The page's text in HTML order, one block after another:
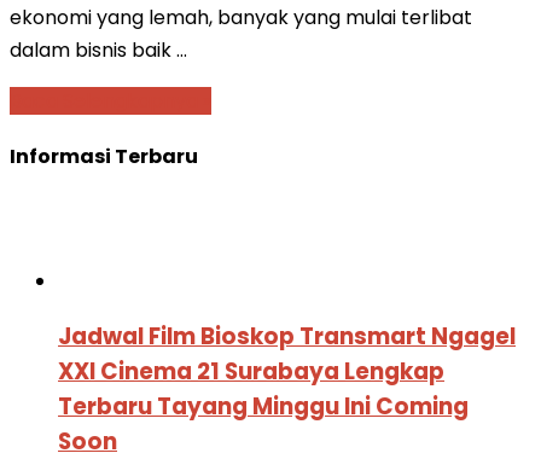
ekonomi yang lemah, banyak yang mulai terlibat
dalam bisnis baik …
Informasi Terbaru
Jadwal Film Bioskop Transmart Ngagel
XXI Cinema 21 Surabaya Lengkap
Terbaru Tayang Minggu Ini Coming
Soon